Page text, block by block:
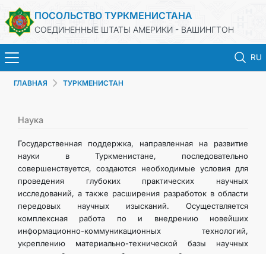
ПОСОЛЬСТВО ТУРКМЕНИСТАНА
СОЕДИНЕННЫЕ ШТАТЫ АМЕРИКИ - ВАШИНГТОН
RU
ГЛАВНАЯ
ТУРКМЕНИСТАН
КОНСУЛЬСКИЕ УСЛУГИ
МИД
ОБЪЯВЛЕНИЕ ДЛЯ ТУРКМЕНСКИХ ГРАЖДАН
ГЛАВНАЯ ТУРКМЕНИСТАН
Наука
Государственная поддержка, направленная на развитие
науки в Туркменистане, последовательно
совершенствуется, создаются необходимые условия для
проведения глубоких практических научных
исследований, а также расширения разработок в области
передовых научных изысканий. Осуществляется
комплексная работа по и внедрению новейших
информационно-коммуникационных технологий,
укреплению материально-технической базы научных